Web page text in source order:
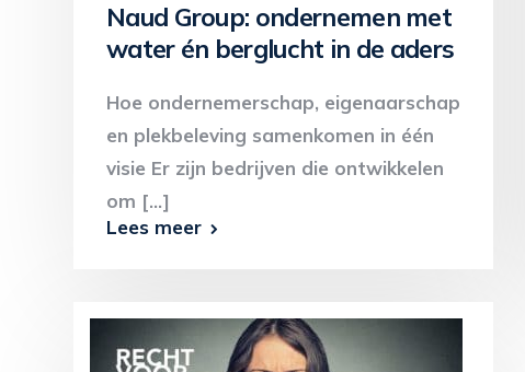
Naud Group: ondernemen met
water én berglucht in de aders
Hoe ondernemerschap, eigenaarschap
en plekbeleving samenkomen in één
visie Er zijn bedrijven die ontwikkelen
om [...]
Lees meer